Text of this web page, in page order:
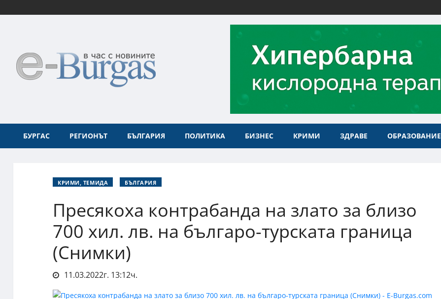
БУРГАС РЕГИОНЪТ БЪЛГАРИЯ ПОЛИТИКА БИЗНЕС КРИМИ ЗДРАВЕ ОБРАЗОВАНИЕ
КРИМИ, ТЕМИДА БЪЛГАРИЯ
Пресякоха контрабанда на злато за близо
700 хил. лв. на българо-турската граница
(Снимки)
11.03.2022г. 13:12ч.